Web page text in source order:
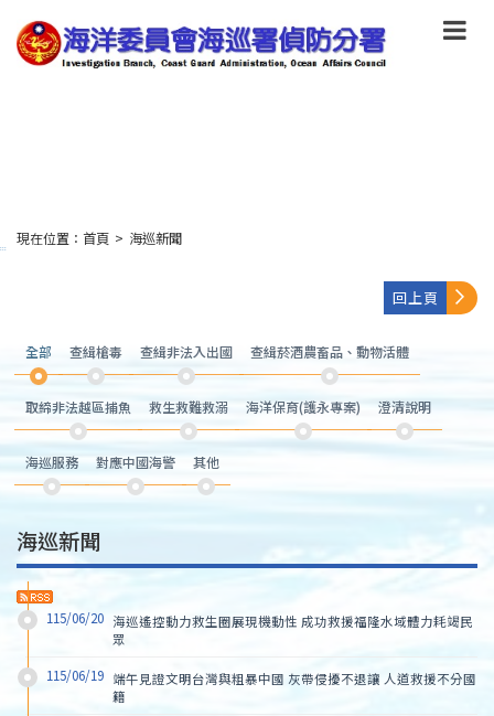
到
主
要
:::
現在位置： 首頁 > 海巡新聞
回上頁
全部 查緝槍毒 查緝非法入出國 查緝菸酒農畜品、動物活體
取締非法越區捕魚 救生救難救溺 海洋保育(護永專案) 澄清說明
海巡服務 對應中國海警 其他
海巡新聞
115/06/20 海巡遙控動力救生圈展現機動性 成功救援福隆水域體力耗竭民
眾
115/06/19 端午見證文明台灣與粗暴中國 灰帶侵擾不退讓 人道救援不分國
籍